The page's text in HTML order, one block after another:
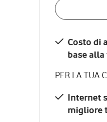
Costo di
base
PER LA TUA
Internet
migliore